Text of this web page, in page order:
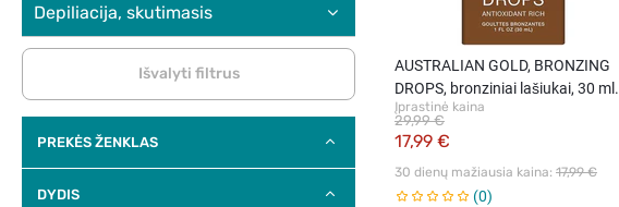
Depiliacija, skutimasis
Išvalyti filtrus
PREKĖS ŽENKLAS
DYDIS
AUSTRALIAN GOLD, BRONZING
DROPS, bronziniai lašiukai, 30 ml.
Įprastinė kaina
17,99 €
29,99 €
30 dienų mažiausia kaina: 17,99 €
0